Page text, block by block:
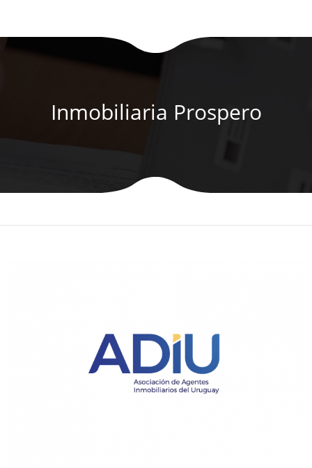
Inmobiliaria Prospero